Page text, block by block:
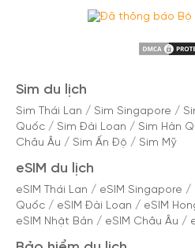
Sim du lịch
Sim Thái Lan / Sim Singapore /
Quốc / Sim Đài Loan / Sim Hàn
Châu Âu / Sim Ấn Độ / Sim Mỹ
eSIM du lịch
eSIM Thái Lan / eSIM Singapore /
Quốc / eSIM Đài Loan / eSIM
eSIM Nhật Bản / eSIM Châu Âu /